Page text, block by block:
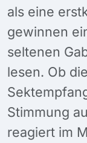
als eine
gewinnen
seltenen
lesen. Ob
Stimmung
reagiert im